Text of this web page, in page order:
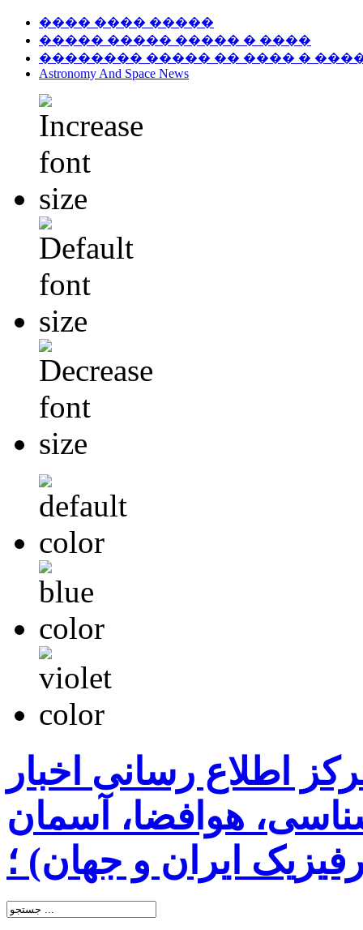
���� ���� �����
����� ����� ����� � ����
�������� ����� �� ���� �
Astronomy And Space News
اطلاع رسانی اخبار
هوافضا، آسمان
ایران و جهان) ؛